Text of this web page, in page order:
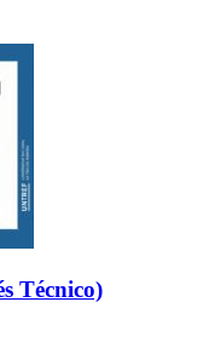
Técnico)